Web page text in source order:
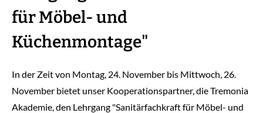
für Möbel- und
Küchenmontage"
In der Zeit von Montag, 24. November bis Mittwoch, 26.
November bietet unser Kooperationspartner, die Tremonia
Akademie, den Lehrgang "Sanitärfachkraft für Möbel- und